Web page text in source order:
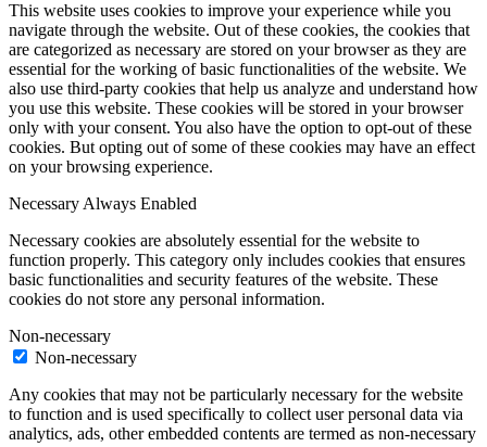
This website uses cookies to improve your experience while you
navigate through the website. Out of these cookies, the cookies that
are categorized as necessary are stored on your browser as they are
essential for the working of basic functionalities of the website. We
also use third-party cookies that help us analyze and understand how
you use this website. These cookies will be stored in your browser
only with your consent. You also have the option to opt-out of these
cookies. But opting out of some of these cookies may have an effect
on your browsing experience.
NecessaryAlways Enabled
Necessary cookies are absolutely essential for the website to
function properly. This category only includes cookies that ensures
basic functionalities and security features of the website. These
cookies do not store any personal information.
Non-necessary
Non-necessary
Any cookies that may not be particularly necessary for the website
to function and is used specifically to collect user personal data via
analytics, ads, other embedded contents are termed as non-necessary